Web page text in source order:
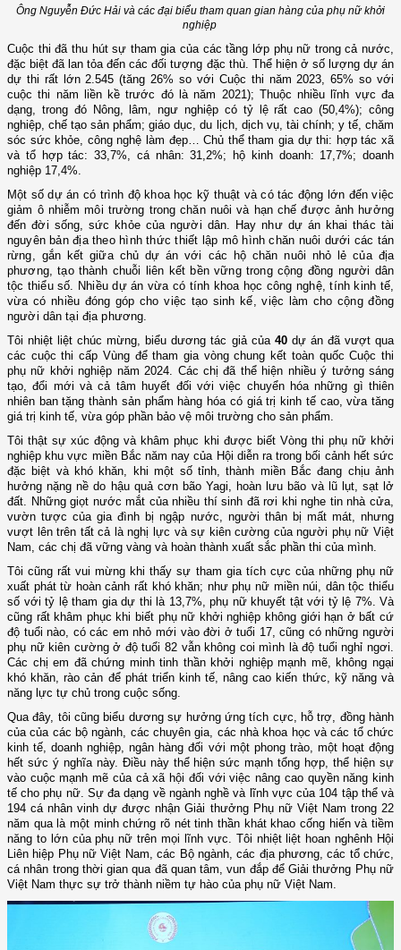
Ông Nguyễn Đức Hải và các đại biểu tham quan gian hàng của phụ nữ khởi
nghiệp
Cuộc thi đã thu hút sự tham gia của các tầng lớp phụ nữ trong cả nước,
đặc biệt đã lan tỏa đến các đối tượng đặc thù. Thể hiện ở số lượng dự án
dự thi rất lớn 2.545 (tăng 26% so với Cuộc thi năm 2023, 65% so với
cuộc thi năm liền kề trước đó là năm 2021); Thuộc nhiều lĩnh vực đa
dạng, trong đó Nông, lâm, ngư nghiệp có tỷ lệ rất cao (50,4%); công
nghiệp, chế tạo sản phẩm; giáo dục, du lịch, dịch vụ, tài chính; y tế, chăm
sóc sức khỏe, công nghệ làm đẹp… Chủ thể tham gia dự thi: hợp tác xã
và tổ hợp tác: 33,7%, cá nhân: 31,2%; hộ kinh doanh: 17,7%; doanh
nghiệp 17,4%.
Một số dự án có trình độ khoa học kỹ thuật và có tác động lớn đến việc
giảm ô nhiễm môi trường trong chăn nuôi và hạn chế được ảnh hưởng
đến đời sống, sức khỏe của người dân. Hay như dự án khai thác tài
nguyên bản địa theo hình thức thiết lập mô hình chăn nuôi dưới các tán
rừng, gắn kết giữa chủ dự án với các hộ chăn nuôi nhỏ lẻ của địa
phương, tạo thành chuỗi liên kết bền vững trong cộng đồng người dân
tộc thiểu số. Nhiều dự án vừa có tính khoa học công nghệ, tính kinh tế,
vừa có nhiều đóng góp cho việc tạo sinh kế, việc làm cho cộng đồng
người dân tại địa phương.
Tôi nhiệt liệt chúc mừng, biểu dương tác giả của 40dự án đã vượt qua
các cuộc thi cấp Vùng để tham gia vòng chung kết toàn quốc Cuộc thi
phụ nữ khởi nghiệp năm 2024. Các chị đã thể hiện nhiều ý tưởng sáng
tạo , đổi mới và cả tâm huyết đối với việc chuyển hóa những gì thiên
nhiên ban tặng thành sản phẩm hàng hóa có giá trị kinh tế cao,vừa tăng
giá trị kinh tế, vừa góp phần bảo vệ môi trường cho sản phẩm
Tôi thật sự xúc động và khâm phục khi được biết Vòng thi phụ nữ khởi
nghiệp khu vực miền Bắc năm nay của Hội diễn ra trong bối cảnh hết sức
đặc biệt và khó khăn, khi một số tỉnh, thành miền Bắc đang chịu ảnh
hưởng nặng nề do hậu quả cơn bão Yagi, hoàn lưu bão và lũ lụt, sạt lở
đất. Những giọt nước mắt của nhiều thí sinh đã rơi khi nghe tin nhà cửa,
vườn tược của gia đình bị ngập nước, người thân bị mất mát, nhưng
vượt lên trên tất cả là nghị lực và sự kiên cường của người phụ nữ Việt
Nam, các chị đã vững vàng và hoàn thành xuất sắc phần thi của mình.
Tôi cũng rất vui mừng khi thấy sự tham gia tích cực của những phụ nữ
xuất phát từ hoàn cảnh rất khó khăn; như phụ nữ miền núi, dân tộc thiểu
số với tỷ lệ tham gia dự thi là 13,7%, phụ nữ khuyết tật với tỷ lệ 7%. Và
cũng rất khâm phục khi biết phụ nữ khởi nghiệp không giới hạn ở bất cứ
độ tuổi nào, có các em nhỏ mới vào đời ở tuổi 17, cũng có những người
phụ nữ kiên cường ở độ tuổi 82 vẫn không coi mình là độ tuổi nghỉ ngơi.
Các chịem đã chứng minh tinh thần khởi nghiệp mạnh mẽ, không ngại
khó khăn, rào cản để phát triển kinh tế, nâng cao kiến thức, kỹ năng và
năng lực tự chủ trong cuộc sống.
Qua đây, tôi cũng biểu dương sự hưởng ứng tích cực, hỗ trợ, đồng hành
của của các bộ ngành, các chuyên gia, các nhà khoa học và các tổ chức
kinh tế, doanh nghiệp, ngân hàng đối với một phong trào, một hoạt động
hết sức ý nghĩa này. Điều này thể hiện sức mạnh tổng hợp , thể hiện sự
vào cuộc mạnh mẽ của cả xã hội đối với việc nâng cao quyền năng kinh
tế cho phụ nữ. Sự đa dạng về ngành nghề và lĩnh vực của 104 tập thể và
194 cá nhân vinh dự được nhận Giải thưởng Phụ nữ Việt Nam trong 22
năm qua là một minh chứng rõ nét tinh thần khát khao cống hiến và tiềm
năng to lớn của phụ nữ trên mọi lĩnh vực. Tôi nhiệt liệt hoan nghênh Hội
Liên hiệp Phụ nữ Việt Nam, các Bộ ngành, các địa phương, các tổ chức,
cá nhân trong thời gian qua đã quan tâm, vun đắp để Giải thưởng Phụ nữ
Việt Nam thực sự trở thành niềm tự hào của phụ nữ Việt Nam.